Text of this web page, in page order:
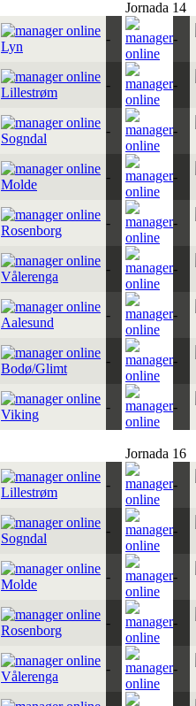
Jornada 14
Lyn
- -
Lillestrøm
- -
Sogndal
- -
Molde
- -
Rosenborg
- -
Vålerenga
- -
Aalesund
- -
Bodø/Glimt
- -
Viking
- -
Jornada 16
Lillestrøm
- -
Sogndal
- -
Molde
- -
Rosenborg
- -
Vålerenga
- -